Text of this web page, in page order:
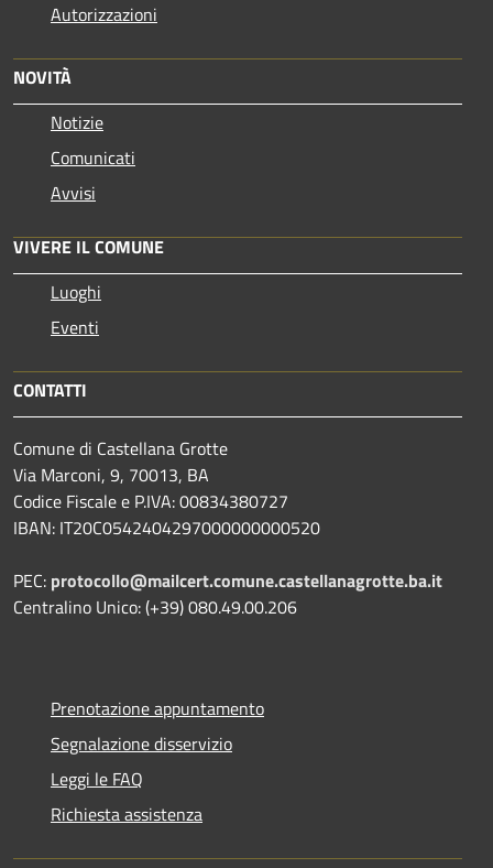
Autorizzazioni
NOVITÀ
Notizie
Comunicati
Avvisi
VIVERE IL COMUNE
Luoghi
Eventi
CONTATTI
Comune di Castellana Grotte
Via Marconi, 9, 70013, BA
Codice Fiscale e P.IVA: 00834380727
IBAN: IT20C0542404297000000000520
PEC: protocollo@mailcert.comune.castellanagrotte.ba.it
Centralino Unico: (+39) 080.49.00.206
Prenotazione appuntamento
Segnalazione disservizio
Leggi le FAQ
Richiesta assistenza